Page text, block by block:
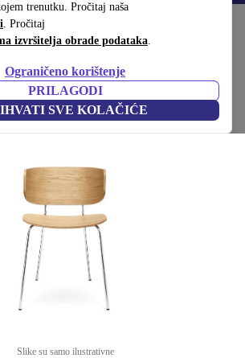
trenutku. Pročitaj naša
. Pročitaj
izvršitelja obrade podataka.
Ograničeno korištenje
PRILAGODI
SVE KOLAČIĆE
Kućanstvo
Stolica Krom
Slike su samo ilustrativne